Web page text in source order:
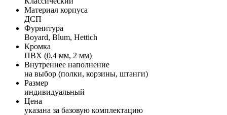
Материал корпуса
ДСП
Фурнитура
Boyard, Blum, Hettich
Кромка
ПВХ (0,4 мм, 2 мм)
Внутреннее наполнение
на выбор (полки, корзины, штанги)
Размер
индивидуальный
Цена
указана за базовую комплектацию